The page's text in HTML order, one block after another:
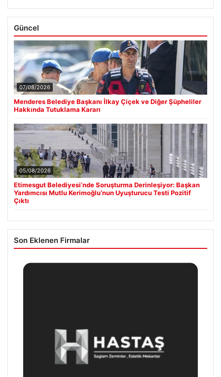
Güncel
07/08/2026
Menderes Belediye Başkanı İlkay Çiçek ve Diğer Şüpheliler
Hakkında Tutuklama Kararı
05/08/2026
Etimesgut Belediyesi’nde Soruşturma Derinleşiyor: Başkan
Yardımcısı Mutlu Kerimoğlu’nun Uyuşturucu Testi Pozitif
Çıktı
Son Eklenen Firmalar